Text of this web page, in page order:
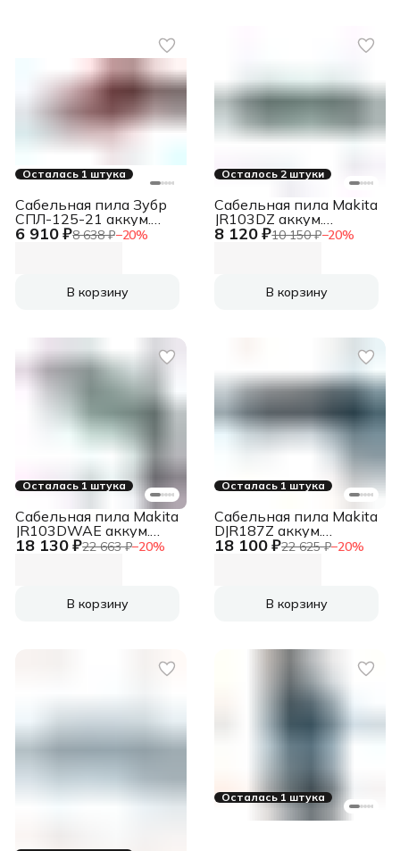
Осталась 1 штука
6 910 ₽8 638 ₽−20%
Сабельная пила Зубр
СПЛ-125-21 аккум.
2700ход/мин
В корзину
Осталось 2 штуки
8 120 ₽10 150 ₽−20%
Сабельная пила Makita
JR103DZ аккум.
3300ход/мин
В корзину
Осталась 1 штука
18 130 ₽22 663 ₽−20%
Сабельная пила Makita
JR103DWAE аккум.
3300ход/мин ДА
В корзину
Осталась 1 штука
18 100 ₽22 625 ₽−20%
Сабельная пила Makita
DJR187Z аккум.
3000ход/мин
В корзину
Осталась 1 штука